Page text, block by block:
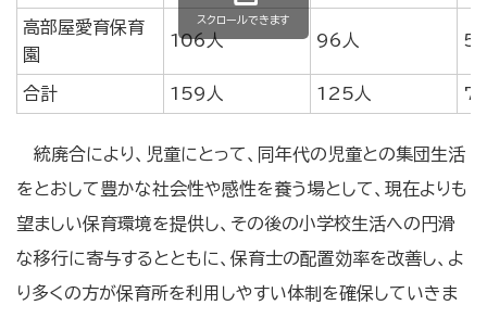
高部屋愛育保育
園
106人 96人
合計 159人 125人
スクロールできます
統廃合により、児童にとって、同年代の児童との集団生活
をとおして豊かな社会性や感性を養う場として、現在よりも
望ましい保育環境を提供し、その後の小学校生活への円滑
な移行に寄与するとともに、保育士の配置効率を改善し、よ
り多くの方が保育所を利用しやすい体制を確保していきま